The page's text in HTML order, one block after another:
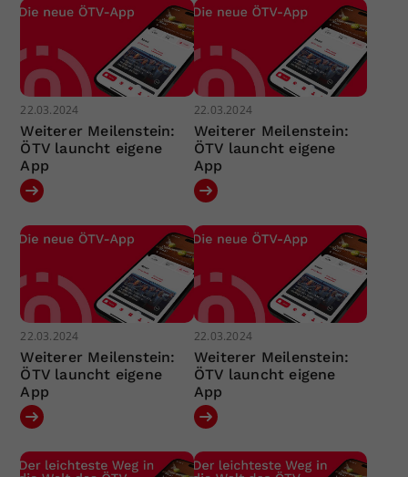
22.03.2024
Weiterer Meilenstein:
ÖTV launcht eigene
App
22.03.2024
Weiterer Meilenstein:
ÖTV launcht eigene
App
22.03.2024
Weiterer Meilenstein:
ÖTV launcht eigene
App
22.03.2024
Weiterer Meilenstein:
ÖTV launcht eigene
App